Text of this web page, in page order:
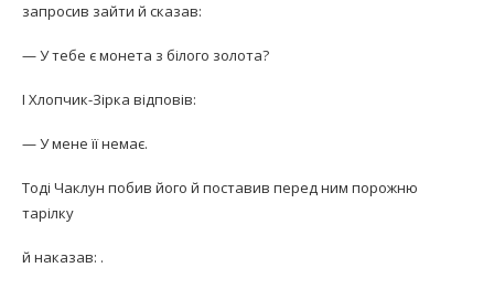
запросив зайти й сказав:
— У тебе є монета з білого золота?
І Хлопчик-Зірка відповів:
— У мене її немає.
Тоді Чаклун побив його й поставив перед ним порожню
тарілку
й наказав: .